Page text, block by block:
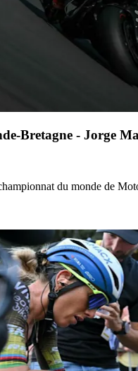
Bretagne - Jorge
du monde de